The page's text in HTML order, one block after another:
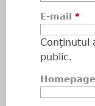
E-mail *
Conţinutul
public.
Homepage